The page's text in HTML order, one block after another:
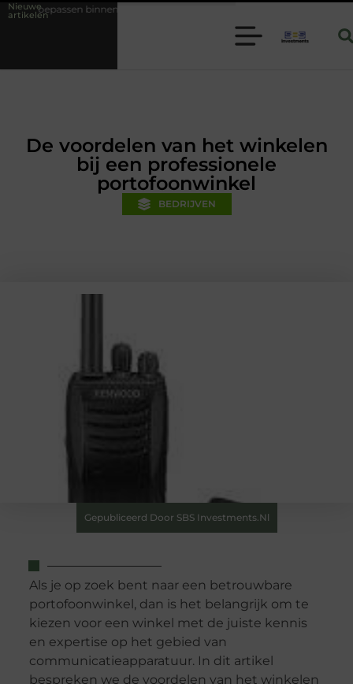
Nieuwe
artikelen
moderne folie techniek
De voordelen van het winkelen
bij een professionele
portofoonwinkel
BEDRIJVEN
Gepubliceerd Door SBS Investments.nl
Als je op zoek bent naar een betrouwbare
portofoonwinkel, dan is het belangrijk om te
kiezen voor een winkel met de juiste kennis
en expertise op het gebied van
communicatieapparatuur. In dit artikel
bespreken we de voordelen van het winkelen